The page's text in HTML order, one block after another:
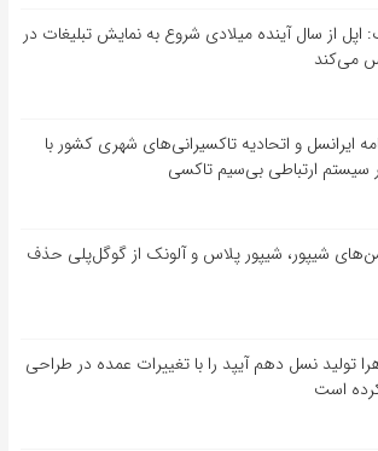
اپل از سال آینده میلادی شروع به نمایش تبلیغات در
می‌کند
ایرانسل و اتحادیه تاکسیرانی‌های شهری کشور با
سیستم ارتباطی بی‌سیم تاکسی
شیپور، شیپور پلاس و آلونک از گوگل‌پلی حذف
تولید نسل دهم آیپد را با تغییرات عمده در طراحی
است